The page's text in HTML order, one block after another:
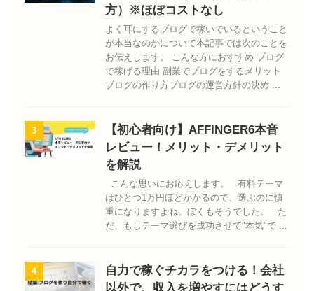
方）※ほぼコストなし
よく耳にするブログで稼いでいるということ
が本当なのかについて本記事では次のことを
お伝えします。 こんな方におすすめ ブログ
で稼げる理由 副業でブログをするメリット
ブログの作り方ブログの運営方針の決め ...
3
【初心者向け】AFFINGER6本音
レビュー！メリット・デメリット
を解説
こんな思いにお応えします。 有料テーマ
はひとつ1万円ほどかかるので、選ぶのに慎
重になりますよね。ぼくもそうでした。 た
だ、もしテーマ選びを成功させて"本気"で ...
4
自力で稼ぐチカラをつける！会社
以外で、収入を増やすにはどうす